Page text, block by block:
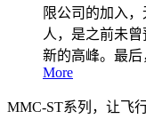
限公司的加入
人，是之前未
新的高峰。最后
More
MMC-ST系列，让飞